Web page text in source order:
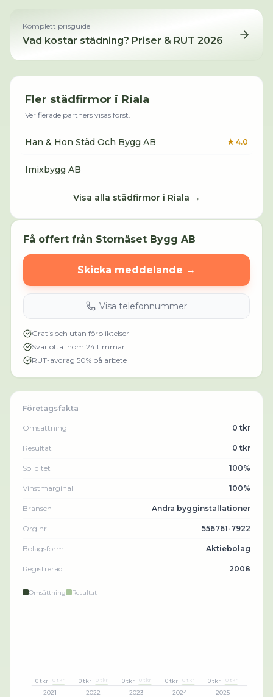
Komplett prisguide
Vad kostar städning? Priser & RUT 2026
Fler städfirmor i Riala
Verifierade partners visas först.
Han & Hon Städ Och Bygg AB ★ 4.0
Imixbygg AB
Visa alla städfirmor i Riala →
Få offert från Stornäset Bygg AB
Skicka meddelande →
Visa telefonnummer
Gratis och utan förpliktelser
Svar ofta inom 24 timmar
RUT-avdrag 50% på arbete
Företagsfakta
Omsättning 0 tkr
Resultat 0 tkr
Soliditet 100%
Vinstmarginal 100%
Bransch Andra bygginstallationer
Org.nr 556761-7922
Bolagsform Aktiebolag
Registrerad 2008
Omsättning Resultat
0 tkr 0 tkr
2021
0 tkr 0 tkr
2022
0 tkr 0 tkr
2023
0 tkr 0 tkr
2024
0 tkr 0 tkr
2025